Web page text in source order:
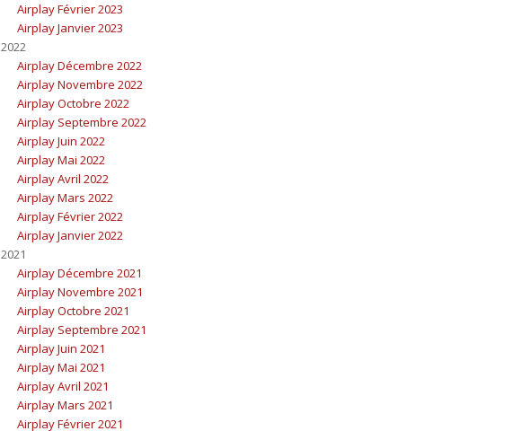
Airplay Février 2023
Airplay Janvier 2023
2022
Airplay Décembre 2022
Airplay Novembre 2022
Airplay Octobre 2022
Airplay Septembre 2022
Airplay Juin 2022
Airplay Mai 2022
Airplay Avril 2022
Airplay Mars 2022
Airplay Février 2022
Airplay Janvier 2022
2021
Airplay Décembre 2021
Airplay Novembre 2021
Airplay Octobre 2021
Airplay Septembre 2021
Airplay Juin 2021
Airplay Mai 2021
Airplay Avril 2021
Airplay Mars 2021
Airplay Février 2021